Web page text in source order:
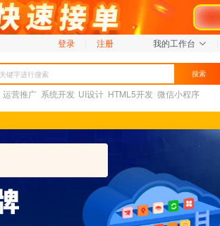
登录 注册 我的工作台
搜索
运营推广 系统开发 UI设计 HTML5开发 微信小程序